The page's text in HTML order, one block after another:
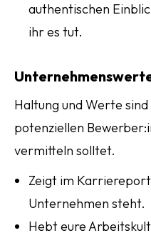
authentischen
ihr es tut.
Haltung und Werte
potenziellen
vermitteln solltet.
Zeigt im
Unternehmen steht.
Hebt eure